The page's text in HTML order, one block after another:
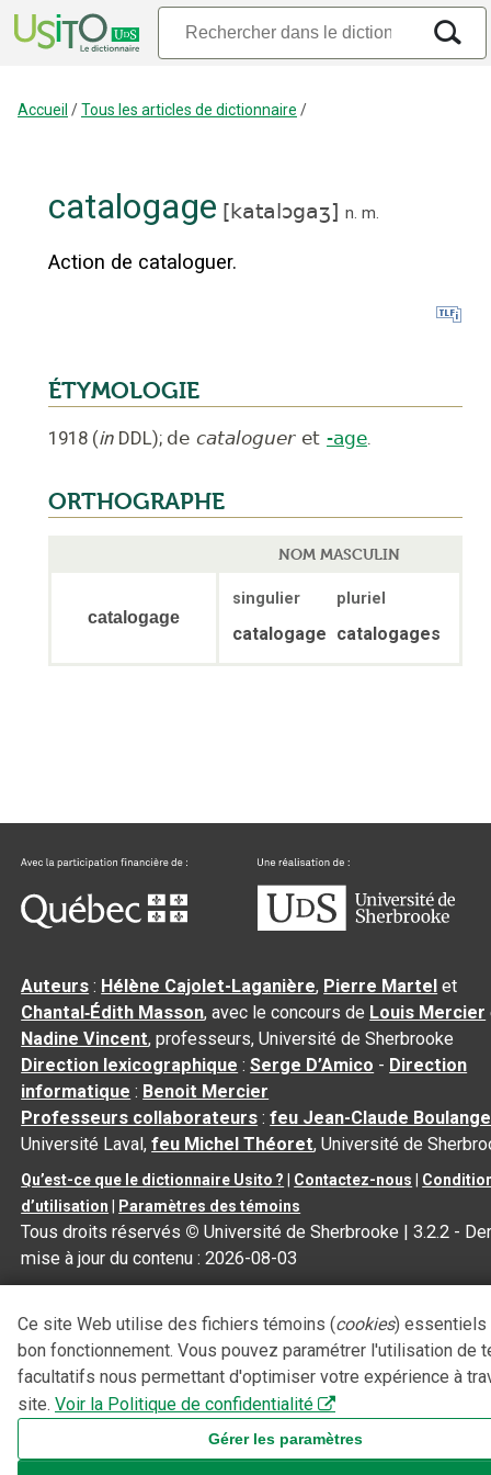
Accueil /Tous les articles de dictionnaire /
catalogage [katalɔgaʒ] n. m.
Action de cataloguer.
ÉTYMOLOGIE
1918 (in DDL); de cataloguer et -age.
ORTHOGRAPHE
NOM MASCULIN
catalogage
singulier pluriel
catalogage catalogages
Auteurs : Hélène Cajolet-Laganière, Pierre Martel et
Chantal‑Édith Masson, avec le concours de Louis Mercier
Nadine Vincent, professeurs, Université de Sherbrooke
Direction lexicographique :Serge D’Amico - Direction
informatique : Benoit Mercier
Professeurs collaborateurs :feu Jean-Claude
Université Laval,feu Michel Théoret, Université de
Qu’est-ce que le dictionnaire Usito ? Contactez-nous
d’utilisation
Paramètres des témoins
Tous droits réservés © Université de Sherbrooke |3.2.2 -
mise à jour du contenu :2026-08-03
Ce site Web utilise des fichiers témoins (cookies) essentiels
bon fonctionnement. Vous pouvez paramétrer l'utilisation de
facultatifs nous permettant d'optimiser votre expérience à
site. Voir la Politique de confidentialité
Gérer les paramètres